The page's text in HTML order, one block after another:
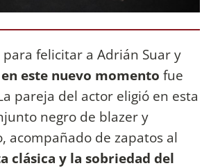
felicitar a Adrián Suar y
este nuevo momento fue
pareja del actor eligió en esta
negro de blazer y
acompañado de zapatos al
clásica y la sobriedad del